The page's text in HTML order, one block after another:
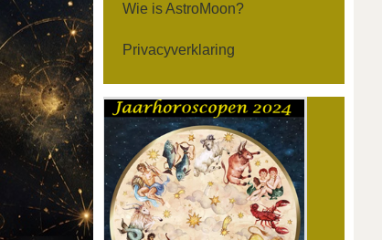
Wie is AstroMoon?
Privacyverklaring